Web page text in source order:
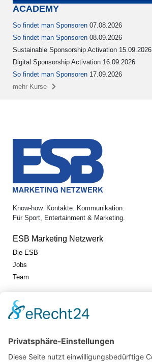
ACADEMY
So findet man Sponsoren 07.08.2026
So findet man Sponsoren 08.09.2026
Sustainable Sponsorship Activation 15.09.2026
Digital Sponsorship Activation 16.09.2026
So findet man Sponsoren 17.09.2026
mehr Kurse
Know-how. Kontakte. Kommunikation.
Für Sport, Entertainment & Marketing.
ESB Marketing Netzwerk
Die ESB
Jobs
Team
Jetzt vernetzen!
Die ESB auf LinkedIn
Newsletter abonnieren